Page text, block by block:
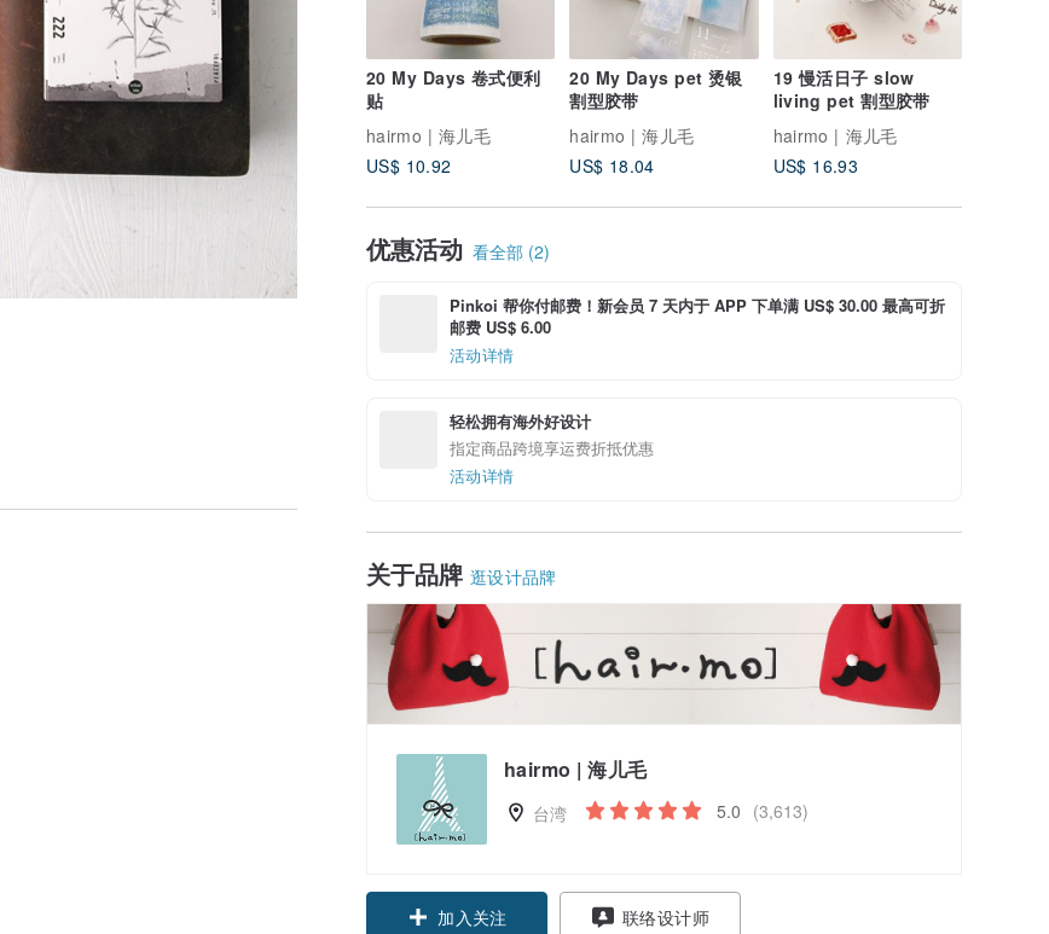
20 My Days 卷式便利
贴
hairmo | 海儿毛
US$ 10.92
20 My Days pet 烫银
割型胶带
hairmo | 海儿毛
US$ 18.04
19 慢活日子 slow
living pet 割型胶带
hairmo | 海儿毛
US$ 16.93
优惠活动 看全部 (2)
Pinkoi 帮你付邮费！新会员 7 天内于 APP 下单满 US$ 30.00 最高可折
邮费 US$ 6.00
活动详情
轻松拥有海外好设计
指定商品跨境享运费折抵优惠
活动详情
关于品牌 逛设计品牌
hairmo | 海儿毛
台湾 5.0 (3,613)
加入关注 联络设计师